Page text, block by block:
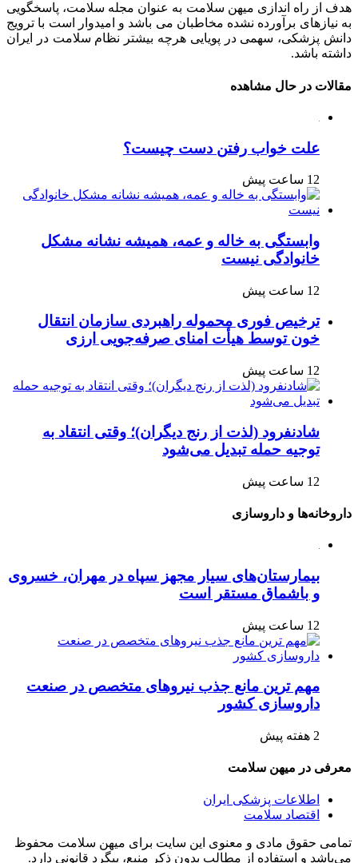
هدف از راه اندازی میهن سلامت به عنوان مجله سلامت، پاسخگویی
به نیازهای برآورده نشده مخاطبان می باشد و امیدوار است با ترویج
دانش پزشکی، سهمی در پویایی هرچه بیشتر نظام سلامت در ایران
داشته باشد.
مقالات در حال مشاهده
علت خواب رفتن دست چیست؟
12 ساعت پیش
وابستگی به خاله و عمه، همیشه نشانه مشکل
خانوادگی نیست
12 ساعت پیش
ترخیص فوری محموله راهبردی سازمان انتقال
خون توسط هیأت امنای صرفه‌جویی ارزی
12 ساعت پیش
شادنفرود (لذت از رنج دیگران)؛ وقتی انتقاد به
توجیه حمله تبدیل می‌شود
12 ساعت پیش
داروخانه‌ها و داروسازی
بیمارستان‌های سیار مجهز سپاه در مهران، خسروی
و باشماق مستقر است
12 ساعت پیش
مهم ترین مانع جذب نیروهای متخصص در صنعت
داروسازی کشور
2 هفته پیش
معرفی در میهن سلامت
اطلاعات پزشکی ایران
اقتصاد سلامت
تمامی حقوق مادی و معنوی این سایت برای میهن سلامت محفوظ
می‌باشد و استفاده از مطالب بدون ذکر منبع، پیگرد قانونی دارد.